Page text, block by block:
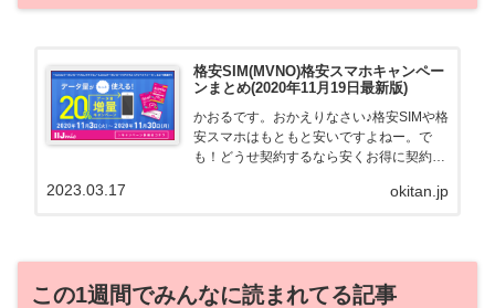
格安SIM(MVNO)格安スマホキャンペー
ンまとめ(2020年11月19日最新版)
かおるです。おかえりなさい♪格安SIMや格
安スマホはもともと安いですよねー。で
も！どうせ契約するなら安くお得に契約し
る自身も、そういう案件を常に狙ってます
okitan.jp
2023.03.17
この1週間でみんなに読まれてる記事